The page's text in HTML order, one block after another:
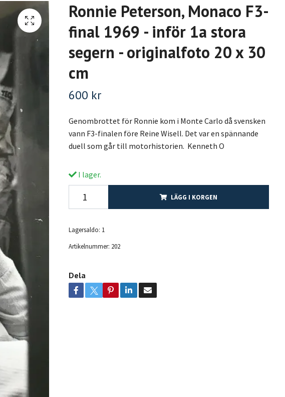
Ronnie Peterson, Monaco F3-
final 1969 - inför 1a stora
segern - originalfoto 20 x 30
cm
600 kr
Genombrottet för Ronnie kom i Monte Carlo då svensken
vann F3-finalen före Reine Wisell. Det var en spännande
duell som går till motorhistorien. Kenneth O
I lager.
LÄGG I KORGEN
Lagersaldo: 1
Artikelnummer: 202
Dela